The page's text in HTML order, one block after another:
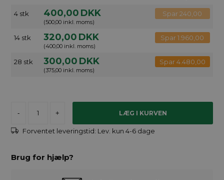
4 stk 400,00 DKK
(500,00 inkl. moms)
Spar 240,00
14 stk 320,00 DKK
(400,00 inkl. moms)
Spar 1.960,00
28 stk 300,00 DKK
(375,00 inkl. moms)
Spar 4.480,00
- +
Forventet leveringstid: Lev. kun 4-6 dage
Brug for hjælp?